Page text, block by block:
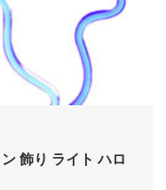
飾り ライト ハロ